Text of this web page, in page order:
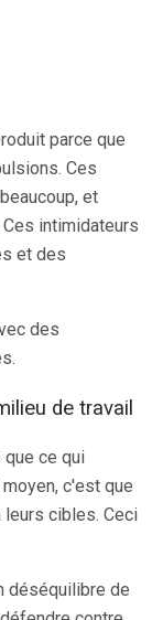
parce que
Ces
et
intimidateurs
et des
des
de travail
ce qui
c'est que
cibles. Ceci
déséquilibre de